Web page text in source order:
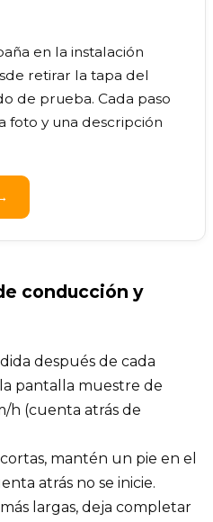
en la instalación
retirar la tapa del
de prueba. Cada paso
foto y una descripción
conducción y
después de cada
pantalla muestre de
h (cuenta atrás de
mantén un pie en el
atrás no se inicie.
largas, deja completar